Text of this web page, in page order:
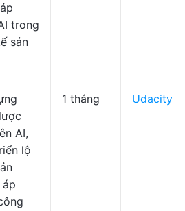
trong
sản
AI,
lộ
áp
1 tháng Udacity